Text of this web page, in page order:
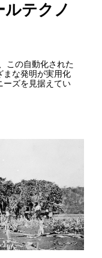
ルテクノ
この自動化された
まな発明が実用化
ーズを見据えてい